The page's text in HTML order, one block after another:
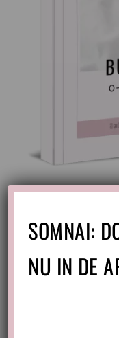
1
Tags:Gids ,
Wakkertijden
SOMNAI:
NU IN DE